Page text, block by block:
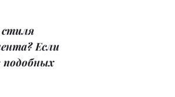
стиля
Если
подобных